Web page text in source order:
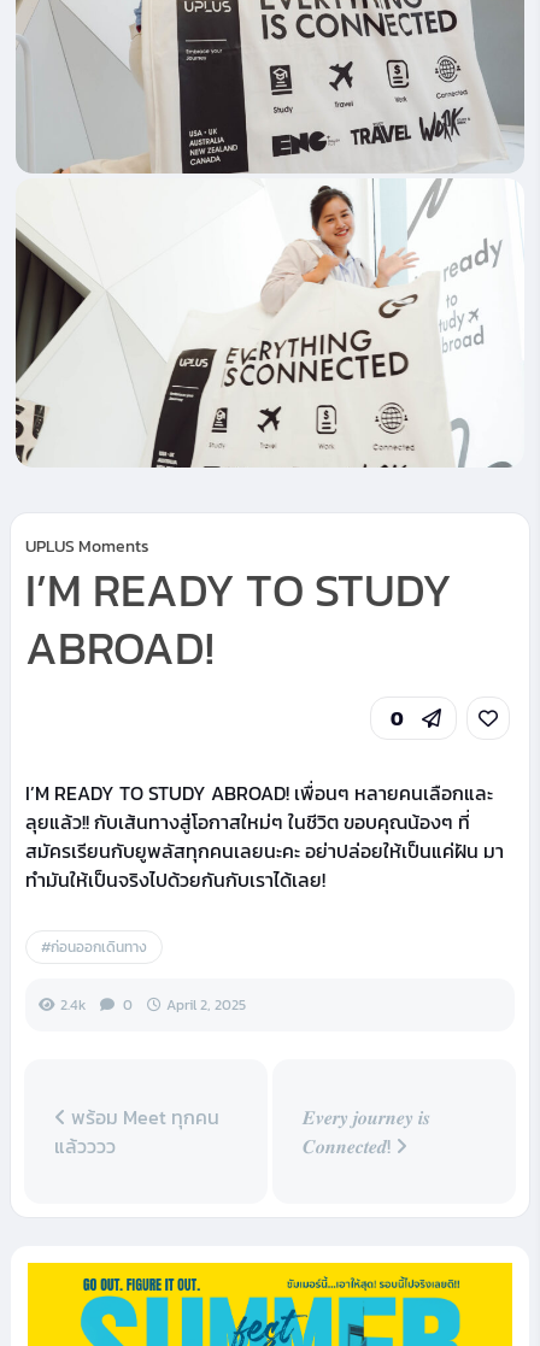
UPLUS Moments
I’M READY TO STUDY
ABROAD!
0
I’M READY TO STUDY ABROAD! เพื่อนๆ หลายคนเลือกและ
ลุยแล้ว!! กับเส้นทางสู่โอกาสใหม่ๆ ในชีวิต ขอบคุณน้องๆ ที่
สมัครเรียนกับยูพลัสทุกคนเลยนะคะ อย่าปล่อยให้เป็นแค่ฝัน มา
ทำมันให้เป็นจริงไปด้วยกันกับเราได้เลย!
#ก่อนออกเดินทาง
2.4k 0 April 2, 2025
พร้อม Meet ทุกคน
แล้วววว
𝑬𝒗𝒆𝒓𝒚 𝒋𝒐𝒖𝒓𝒏𝒆𝒚 𝒊𝒔
𝑪𝒐𝒏𝒏𝒆𝒄𝒕𝒆𝒅!